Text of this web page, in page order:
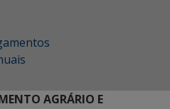
AGRÁRIO E